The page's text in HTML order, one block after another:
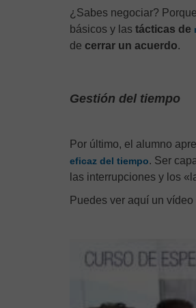
¿Sabes negociar?
básicos y las tácticas de
de cerrar un acuerdo.
Gestión del tiempo
Por último, el alumno
eficaz del tiempo. Ser
las interrupciones y los
Puedes ver aquí un vídeo